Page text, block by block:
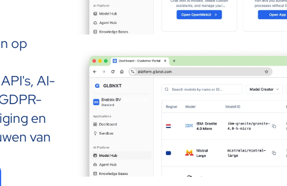
op
AI-
en
van